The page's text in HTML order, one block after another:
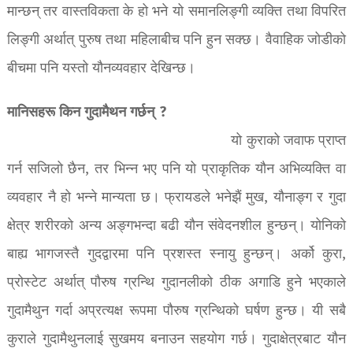
मान्छन् तर वास्तविकता के हो भने यो समानलिङ्गी व्यक्ति तथा विपरित
लिङ्गी अर्थात् पुरुष तथा महिलाबीच पनि हुन सक्छ। वैवाहिक जोडीको
बीचमा पनि यस्तो यौनव्यवहार देखिन्छ।
मानिसहरू किन गुदामैथन गर्छन् ?
यो कुराको जवाफ प्राप्त
गर्न सजिलो छैन, तर भिन्न भए पनि यो प्राकृतिक यौन अभिव्यक्ति वा
व्यवहार नै हो भन्ने मान्यता छ। फ्रायडले भनेझैं मुख, यौनाङ्ग र गुदा
क्षेत्र शरीरको अन्य अङ्गभन्दा बढी यौन संवेदनशील हुन्छन्। योनिको
बाह्य भागजस्तै गुदद्वारमा पनि प्रशस्त स्नायु हुन्छन्। अर्को कुरा,
प्रोस्टेट अर्थात् पौरुष ग्रन्थि गुदानलीको ठीक अगाडि हुने भएकाले
गुदामैथुन गर्दा अप्रत्यक्ष रूपमा पौरुष ग्रन्थिको घर्षण हुन्छ। यी सबै
कुराले गुदामैथुनलाई सुखमय बनाउन सहयोग गर्छ। गुदाक्षेत्रबाट यौन